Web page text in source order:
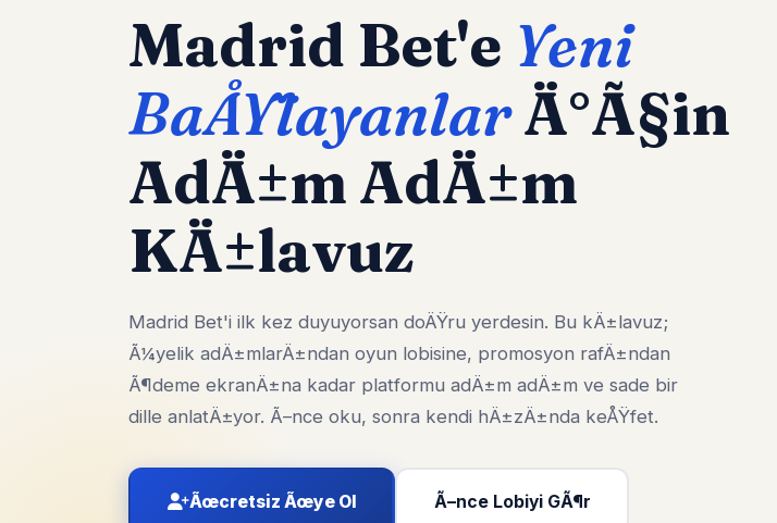
Madrid Bet'e Yeni
BaÅŸlayanlarÄ°Ã§in
AdÄ±m AdÄ±m
KÄ±lavuz
Madrid Bet'i ilk kez duyuyorsan doÄŸru yerdesin. Bu kÄ±lavuz;
Ã¼yelik adÄ±mlarÄ±ndan oyun lobisine, promosyon rafÄ±ndan
Ã¶deme ekranÄ±na kadar platformu adÄ±m adÄ±m ve sade bir
dille anlatÄ±yor. Ã–nce oku, sonra kendi hÄ±zÄ±nda keÅŸfet.
Ãœcretsiz Ãœye Ol Ã–nce Lobiyi GÃ¶r